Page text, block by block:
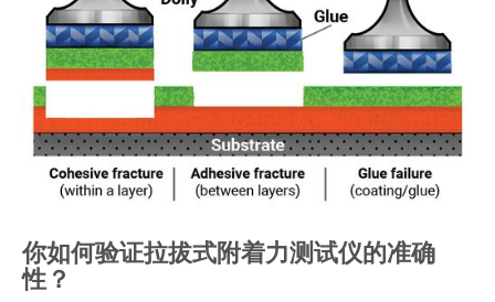
你如何验证拉拔式附着力测试仪的准确
性？